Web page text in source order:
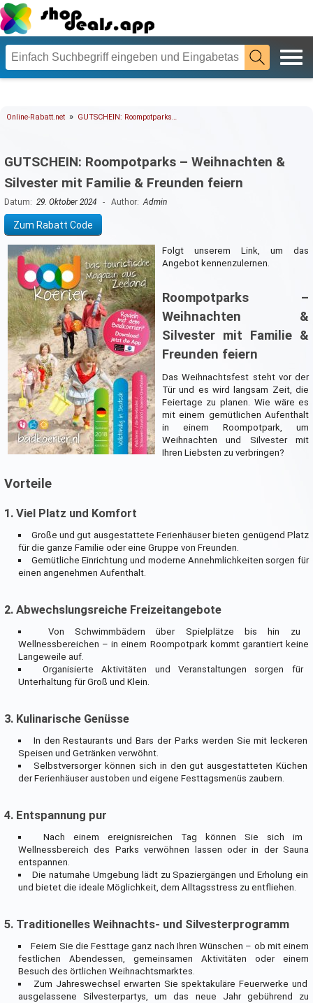
Online-Rabatt.net » GUTSCHEIN: Roompotparks…
GUTSCHEIN: Roompotparks – Weihnachten &
Silvester mit Familie & Freunden feiern
Datum: 29. Oktober 2024- Author:Admin
Zum Rabatt Code
Folgt unserem Link, um das
Angebot kennenzulernen.
Roompotparks –
Weihnachten &
Silvester mit Familie &
Freunden feiern
Das Weihnachtsfest steht vor der
Tür und es wird langsam Zeit, die
Feiertage zu planen. Wie wäre es
mit einem gemütlichen Aufenthalt
in einem Roompotpark, um
Weihnachten und Silvester mit
Ihren Liebsten zu verbringen?
Vorteile
1. Viel Platz und Komfort
Große und gut ausgestattete Ferienhäuser bieten genügend Platz
für die ganze Familie oder eine Gruppe von Freunden.
Gemütliche Einrichtung und moderne Annehmlichkeiten sorgen für
einen angenehmen Aufenthalt.
2. Abwechslungsreiche Freizeitangebote
Von Schwimmbädern über Spielplätze bis hin zu
Wellnessbereichen – in einem Roompotpark kommt garantiert keine
Langeweile auf.
Organisierte Aktivitäten und Veranstaltungen sorgen für
Unterhaltung für Groß und Klein.
3. Kulinarische Genüsse
In den Restaurants und Bars der Parks werden Sie mit leckeren
Speisen und Getränken verwöhnt.
Selbstversorger können sich in den gut ausgestatteten Küchen
der Ferienhäuser austoben und eigene Festtagsmenüs zaubern.
4. Entspannung pur
Nach einem ereignisreichen Tag können Sie sich im
Wellnessbereich des Parks verwöhnen lassen oder in der Sauna
entspannen.
Die naturnahe Umgebung lädt zu Spaziergängen und Erholung ein
und bietet die ideale Möglichkeit, dem Alltagsstress zu entfliehen.
5. Traditionelles Weihnachts- und Silvesterprogramm
Feiern Sie die Festtage ganz nach Ihren Wünschen – ob mit einem
festlichen Abendessen, gemeinsamen Aktivitäten oder einem
Besuch des örtlichen Weihnachtsmarktes.
Zum Jahreswechsel erwarten Sie spektakuläre Feuerwerke und
ausgelassene Silvesterpartys, um das neue Jahr gebührend zu